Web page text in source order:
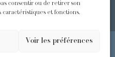
consentir ou de retirer son
caractéristiques et fonctions.
Voir les préférences